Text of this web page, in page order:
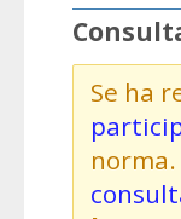
Se ha